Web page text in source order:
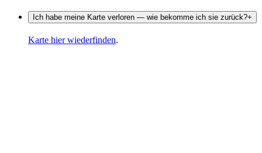
Ich habe meine Karte verloren — wie bekomme ich sie zurück?+
Karte hier wiederfinden.